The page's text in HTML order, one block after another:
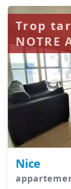
Trop
NOTRE
Nice